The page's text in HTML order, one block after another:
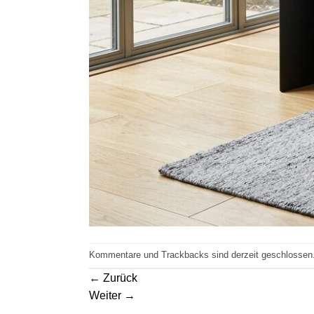
Kommentare und Trackbacks sind derzeit
← Zurück
Weiter →